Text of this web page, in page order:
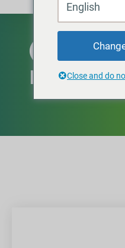
DISPONIBLE
Formas de
English
Close and do